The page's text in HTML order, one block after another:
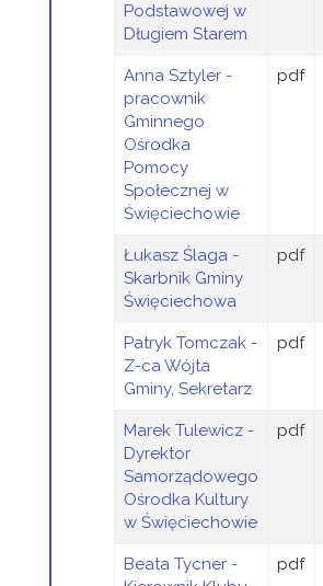
Podstawowej w
Długiem Starem
Anna Sztyler -
pracownik
Gminnego
Ośrodka
Pomocy
Społecznej w
Święciechowie
pdf
Łukasz Ślaga -
Skarbnik Gminy
Święciechowa
pdf
Patryk Tomczak -
Z-ca Wójta
Gminy, Sekretarz
pdf
Marek Tulewicz -
Dyrektor
Samorządowego
Ośrodka Kultury
w Święciechowie
pdf
Beata Tycner -
pdf